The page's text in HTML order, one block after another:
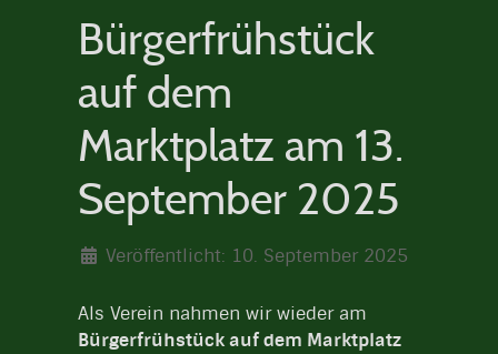
Bürgerfrühstück
auf dem
Marktplatz am 13.
September 2025
Veröffentlicht: 10. September 2025
Als Verein nahmen wir wieder am
Bürgerfrühstück auf dem Marktplatz